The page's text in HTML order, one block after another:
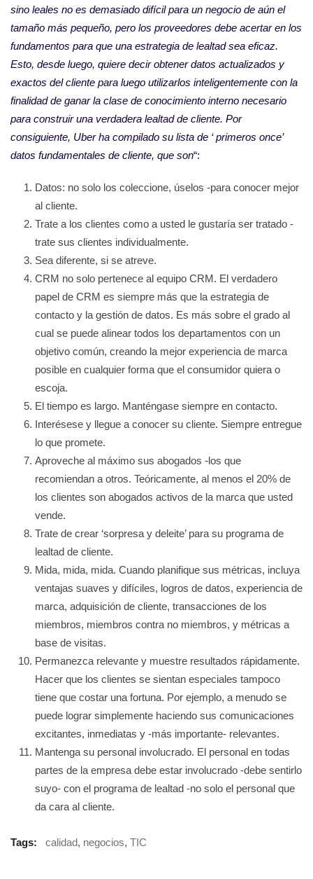
sino leales no es demasiado difícil para un negocio de aún el
tamaño más pequeño, pero los proveedores debe acertar en los
fundamentos para que una estrategia de lealtad sea eficaz.
Esto, desde luego, quiere decir obtener datos actualizados y
exactos del cliente para luego utilizarlos inteligentemente con la
finalidad de ganar la clase de conocimiento interno necesario
para construir una verdadera lealtad de cliente. Por
consiguiente, Uber ha compilado su lista de ‘ primeros once’
datos fundamentales de cliente, que son“:
Datos: no solo los coleccione, úselos -para conocer mejor
al cliente.
Trate a los clientes como a usted le gustaría ser tratado -
trate sus clientes individualmente.
Sea diferente, si se atreve.
CRM no solo pertenece al equipo CRM. El verdadero
papel de CRM es siempre más que la estrategia de
contacto y la gestión de datos. Es más sobre el grado al
cual se puede alinear todos los departamentos con un
objetivo común, creando la mejor experiencia de marca
posible en cualquier forma que el consumidor quiera o
escoja.
El tiempo es largo. Manténgase siempre en contacto.
Interésese y llegue a conocer su cliente. Siempre entregue
lo que promete.
Aproveche al máximo sus abogados -los que
recomiendan a otros. Teóricamente, al menos el 20% de
los clientes son abogados activos de la marca que usted
vende.
Trate de crear ‘sorpresa y deleite’ para su programa de
lealtad de cliente.
Mida, mida, mida. Cuando planifique sus métricas, incluya
ventajas suaves y difíciles, logros de datos, experiencia de
marca, adquisición de cliente, transacciones de los
miembros, miembros contra no miembros, y métricas a
base de visitas.
Permanezca relevante y muestre resultados rápidamente.
Hacer que los clientes se sientan especiales tampoco
tiene que costar una fortuna. Por ejemplo, a menudo se
puede lograr simplemente haciendo sus comunicaciones
excitantes, inmediatas y -más importante- relevantes.
Mantenga su personal involucrado. El personal en todas
partes de la empresa debe estar involucrado -debe sentirlo
suyo- con el programa de lealtad -no solo el personal que
da cara al cliente.
Tags: calidad, negocios, TIC